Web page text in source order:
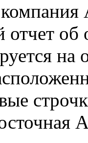
отчет
на